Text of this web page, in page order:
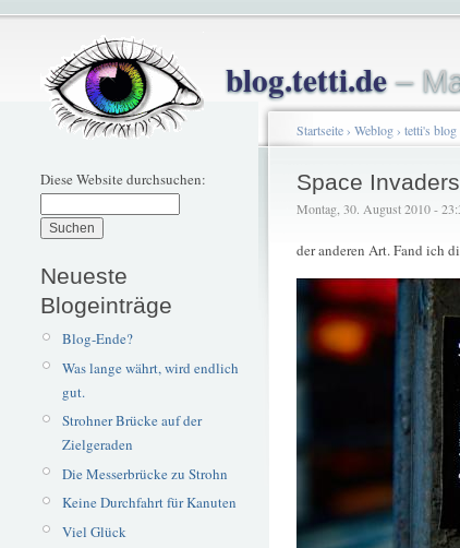
blog.tetti.de–
Diese Website durchsuchen:
Neueste
Blogeinträge
Blog-Ende?
Was lange währt, wird endlich
gut.
Strohner Brücke auf der
Zielgeraden
Die Messerbrücke zu Strohn
Keine Durchfahrt für Kanuten
Viel Glück
Startseite› Weblog› tetti's blog
Space Invaders
Montag, 30. August 2010 -
der anderen Art. Fand ich